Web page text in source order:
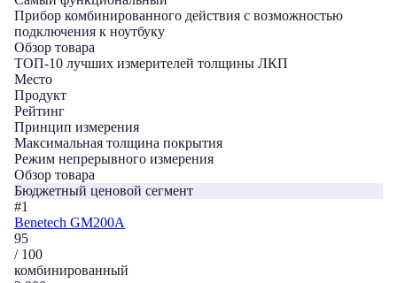
Прибор комбинированного действия с возможностью
подключения к ноутбуку
Обзор товара
ТОП-10 лучших измерителей толщины ЛКП
Место
Продукт
Рейтинг
Принцип измерения
Максимальная толщина покрытия
Режим непрерывного измерения
Обзор товара
Бюджетный ценовой сегмент
#1
Benetech GM200A
95
/ 100
комбинированный